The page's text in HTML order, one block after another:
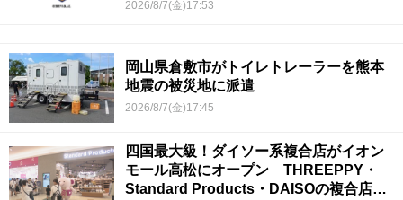
2026/8/7(金)17:53
岡山県倉敷市がトイレトレーラーを熊本
地震の被災地に派遣
2026/8/7(金)17:45
四国最大級！ダイソー系複合店がイオン
モール高松にオープン THREEPPY・
Standard Products・DAISOの複合店は